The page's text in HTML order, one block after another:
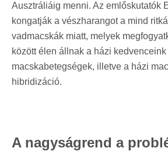
Ausztráliáig menni. Az emlőskutatók
kongatják a vészharangot a mind
vadmacskák miatt, melyek
között élen állnak a házi
macskabetegségek, illetve a házi
hibridizáció.
A nagyságrend a